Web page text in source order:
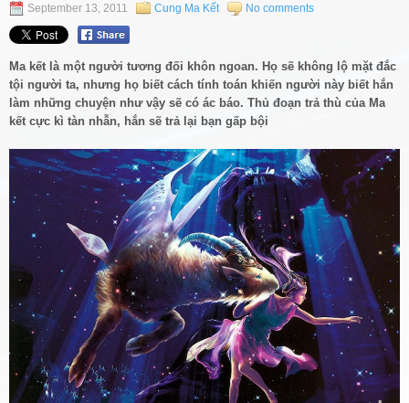
September 13, 2011 Cung Ma Kết No comments
Ma kết là một người tương đối khôn ngoan. Họ sẽ không lộ mặt đắc
tội người ta, nhưng họ biết cách tính toán khiến người này biết hắn
làm những chuyện như vậy sẽ có ác báo. Thủ đoạn trả thù của Ma
kết cực kì tàn nhẫn, hắn sẽ trả lại bạn gấp bội